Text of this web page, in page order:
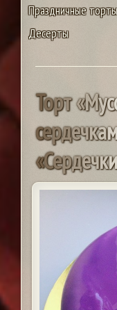
Праздничные торты
Десерты
Торт«Мус
сердечка
«Сердечки